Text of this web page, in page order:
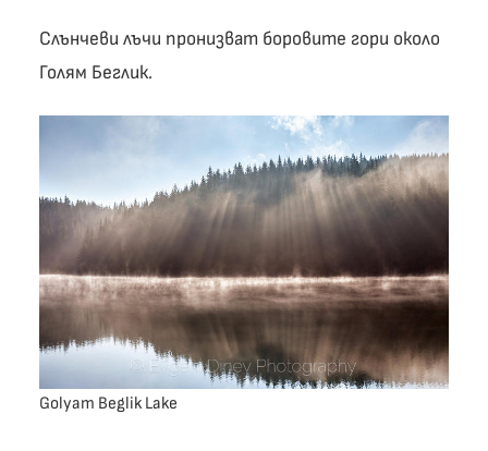
Слънчеви лъчи пронизват боровите гори около
Голям Беглик.
Golyam Beglik Lake